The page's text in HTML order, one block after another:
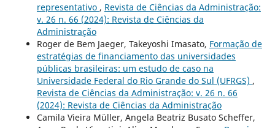
representativo , Revista de Ciências da Administração:
v. 26 n. 66 (2024): Revista de Ciências da
Administração
Roger de Bem Jaeger, Takeyoshi Imasato, Formação de
estratégias de financiamento das universidades
públicas brasileiras: um estudo de caso na
Universidade Federal do Rio Grande do Sul (UFRGS) ,
Revista de Ciências da Administração: v. 26 n. 66
(2024): Revista de Ciências da Administração
Camila Vieira Müller, Angela Beatriz Busato Scheffer,